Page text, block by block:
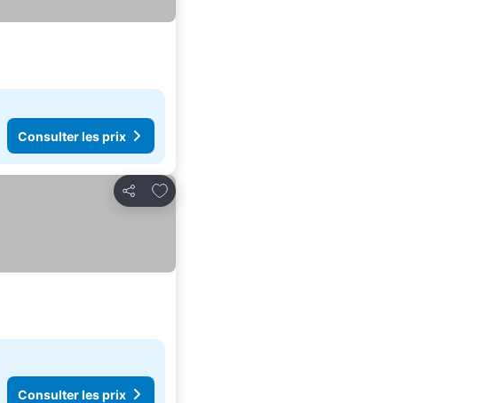
Consulter les prix
Partager
Ajouter à mes favoris
Consulter les prix